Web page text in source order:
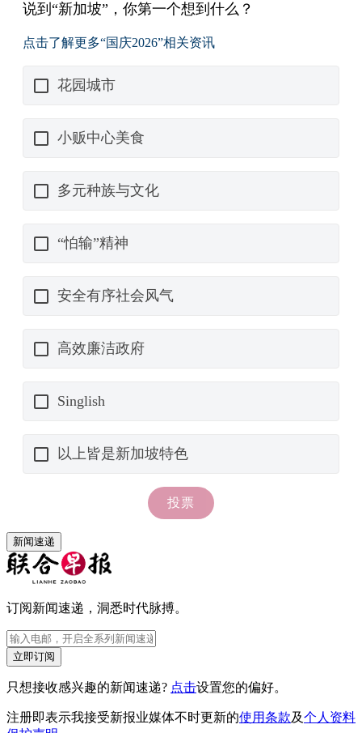
新闻速递
订阅新闻速递，洞悉时代脉搏。
立即订阅
只想接收感兴趣的新闻速递? 点击设置您的偏好。
注册即表示我接受新报业媒体不时更新的使用条款及个人资料